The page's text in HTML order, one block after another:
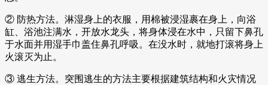
② 防热方法。淋湿身上的衣服，用棉被浸湿裹在身上，向浴
缸、浴池注满水，开放水龙头，将身体浸在水中，只留下鼻孔
于水面并用湿手巾盖住鼻孔呼吸。在没水时，就地打滚将身上
火滚灭为止。
③ 逃生方法。突围逃生的方法主要根据建筑结构和火灾情况